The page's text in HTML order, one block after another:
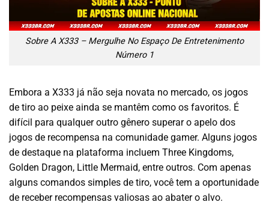
Sobre A X333 – Mergulhe No Espaço De Entretenimento
Número 1
Embora a X333 já não seja novata no mercado, os jogos
de tiro ao peixe ainda se mantêm como os favoritos. É
difícil para qualquer outro gênero superar o apelo dos
jogos de recompensa na comunidade gamer. Alguns jogos
de destaque na plataforma incluem Three Kingdoms,
Golden Dragon, Little Mermaid, entre outros. Com apenas
alguns comandos simples de tiro, você tem a oportunidade
de receber recompensas valiosas ao abater o alvo.